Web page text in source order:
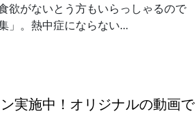
欲がないとう方もいらっしゃるので
」。熱中症にならない...
実施中！オリジナルの動画で